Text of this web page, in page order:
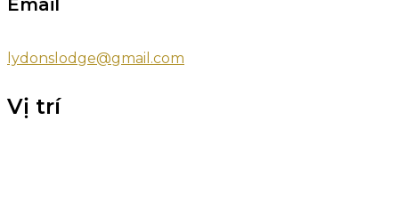
Email
lydonslodge@gmail.com
Vị trí